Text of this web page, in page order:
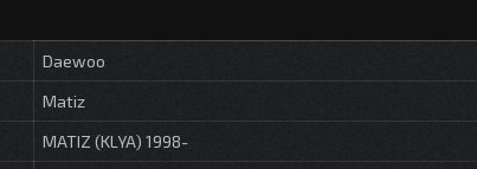
Daewoo
Matiz
MATIZ (KLYA) 1998-